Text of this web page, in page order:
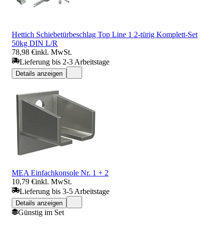
Hettich Schiebetürbeschlag Top Line 1 2-türig Komplett-Set
50kg DIN L/R
78,98 €inkl. MwSt.
Lieferung bis 2-3 Arbeitstage
Details anzeigen
MEA Einfachkonsole Nr. 1 + 2
10,79 €inkl. MwSt.
Lieferung bis 3-5 Arbeitstage
Details anzeigen
Günstig im Set